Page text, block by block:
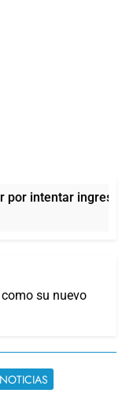
por intentar
su nuevo